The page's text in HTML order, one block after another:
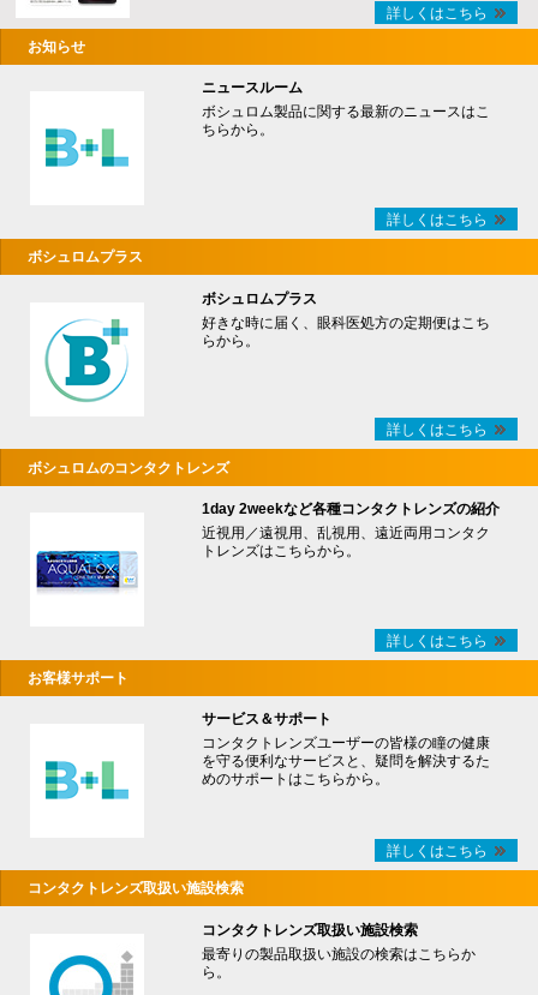
詳しくはこちら
お知らせ
ニュースルーム
ボシュロム製品に関する最新のニュースはこ
ちらから。
詳しくはこちら
ボシュロムプラス
ボシュロムプラス
好きな時に届く、眼科医処方の定期便はこち
らから。
詳しくはこちら
ボシュロムのコンタクトレンズ
1day 2weekなど各種コンタクトレンズの紹介
近視用／遠視用、乱視用、遠近両用コンタク
トレンズはこちらから。
詳しくはこちら
お客様サポート
サービス＆サポート
コンタクトレンズユーザーの皆様の瞳の健康
を守る便利なサービスと、疑問を解決するた
めのサポートはこちらから。
詳しくはこちら
コンタクトレンズ取扱い施設検索
コンタクトレンズ取扱い施設検索
最寄りの製品取扱い施設の検索はこちらか
ら。